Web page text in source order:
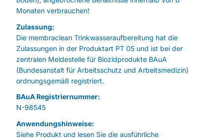
Monaten verbrauchen!
Zulassung:
Die membraclean Trinkwasseraufbereitung hat die
Zulassungen in der Produktart PT 05 und ist bei der
zentralen Meldestelle für Biozidprodukte BAuA
(Bundesanstalt für Arbeitsschutz und Arbeitsmedizin)
ordnungsgemäß registriert.
BAuA Registriernummer:
N-98545
Anwendungshinweise:
Siehe Produkt und lesen Sie die ausführliche